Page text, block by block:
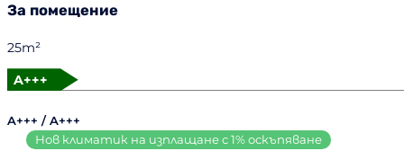
За помещение
25m²
A+++
A+++ / A+++